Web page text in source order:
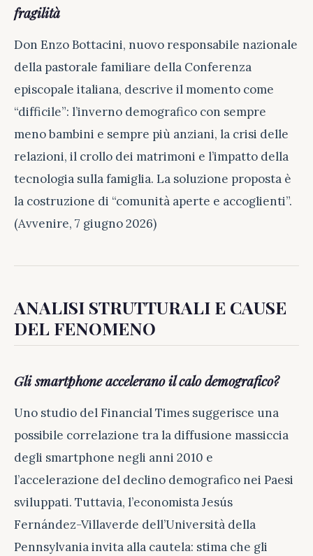
fragilità
Don Enzo Bottacini, nuovo responsabile nazionale
della pastorale familiare della Conferenza
episcopale italiana, descrive il momento come
“difficile”: l’inverno demografico con sempre
meno bambini e sempre più anziani, la crisi delle
relazioni, il crollo dei matrimoni e l’impatto della
tecnologia sulla famiglia. La soluzione proposta è
la costruzione di “comunità aperte e accoglienti”.
(Avvenire, 7 giugno 2026)
ANALISI STRUTTURALI E CAUSE
DEL FENOMENO
Gli smartphone accelerano il calo demografico?
Uno studio del Financial Times suggerisce una
possibile correlazione tra la diffusione massiccia
degli smartphone negli anni 2010 e
l’accelerazione del declino demografico nei Paesi
sviluppati. Tuttavia, l’economista Jesús
Fernández-Villaverde dell’Università della
Pennsylvania invita alla cautela: stima che gli